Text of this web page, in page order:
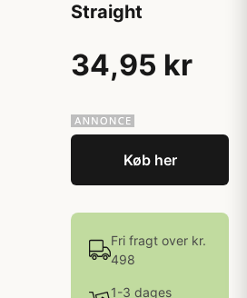
Straight
34,95 kr
Køb her
Fri fragt over kr.
498
1-3 dages